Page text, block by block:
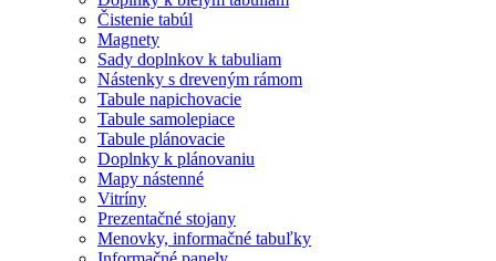
Čistenie tabúl
Magnety
Sady doplnkov k tabuliam
Nástenky s dreveným rámom
Tabule napichovacie
Tabule samolepiace
Tabule plánovacie
Doplnky k plánovaniu
Mapy nástenné
Vitríny
Prezentačné stojany
Menovky, informačné tabuľky